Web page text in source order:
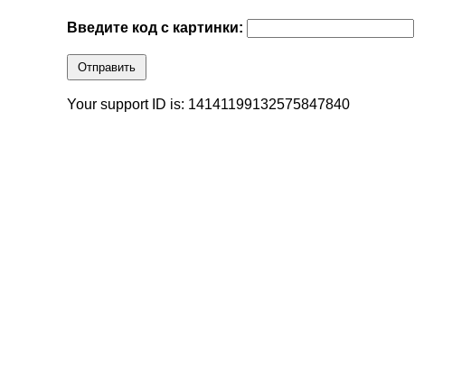
Введите код с картинки:
Отправить
Your support ID is: 14141199132575847840